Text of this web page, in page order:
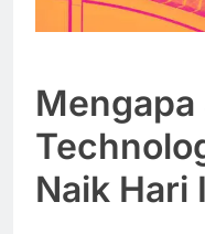
Mengapa
Naik Hari